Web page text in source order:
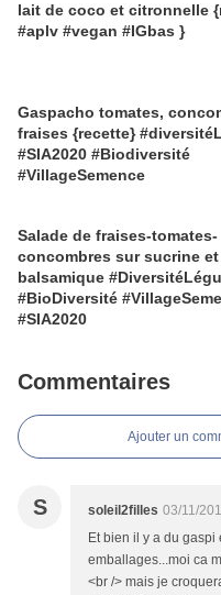
lait de coco et citronnelle
#aplv #vegan #IGbas }
Gaspacho tomates,
fraises {recette}
#SIA2020 #Biodiversité
#VillageSemence
Salade de fraises-tomates-
concombres sur sucrine
balsamique
#BioDiversité
#SIA2020
Commentaires
Ajouter un
S soleil2filles 03/11/
Et bien il y a du
emballages...moi ca
<br /> mais je